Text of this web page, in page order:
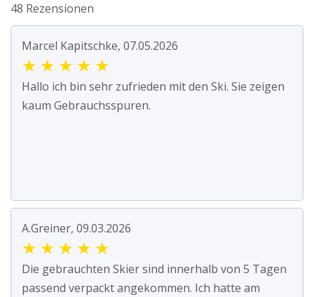
48 Rezensionen
Marcel Kapitschke, 07.05.2026
★ ★ ★ ★ ★
Hallo ich bin sehr zufrieden mit den Ski. Sie zeigen
kaum Gebrauchsspuren.
A.Greiner, 09.03.2026
★ ★ ★ ★ ★
Die gebrauchten Skier sind innerhalb von 5 Tagen
passend verpackt angekommen. Ich hatte am